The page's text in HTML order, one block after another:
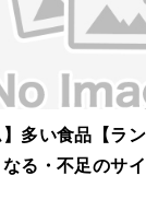
】多い食品【ラ
る・不足のサ